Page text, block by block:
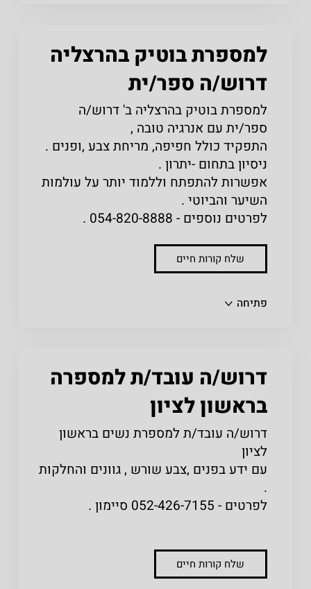
למספרת בוטיק בהרצליה
דרוש/ה ספר/ית
למספרת בוטיק בהרצליה ב' דרוש/ה
ספר/ית עם אנרגיה טובה ,
התפקיד כולל חפיפה, מריחת צבע ,ופנים .
ניסיון בתחום -יתרון .
אפשרות להתפתח וללמוד יותר על עולמות
השיער והביוטי .
לפרטים נוספים - 054-820-8888 .
שלח קורות חיים
פתיחה
דרוש/ה עובד/ת למספרה
בראשון לציון
דרוש/ה עובד/ת למספרת נשים בראשון
לציון
עם ידע בפנים ,צבע שורש , גוונים והחלקות
.
לפרטים - 052-426-7155 סיימון .
שלח קורות חיים